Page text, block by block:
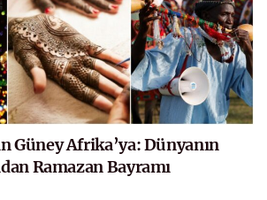
Güney Afrika’ya: Dünyanın
Ramazan Bayramı